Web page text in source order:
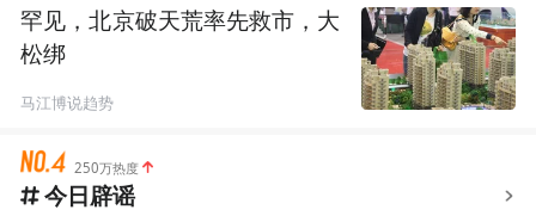
罕见，北京破天荒率先救市，大
松绑
马江博说趋势
250万热度
今日辟谣